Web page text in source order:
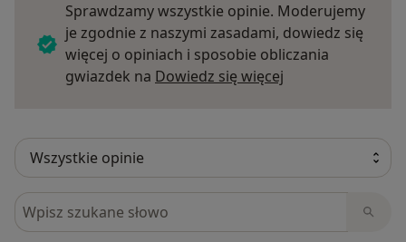
Sprawdzamy wszystkie opinie. Moderujemy
je zgodnie z naszymi zasadami, dowiedz się
więcej o opiniach i sposobie obliczania
gwiazdek na Dowiedz się więcej
Szukaj w opiniach